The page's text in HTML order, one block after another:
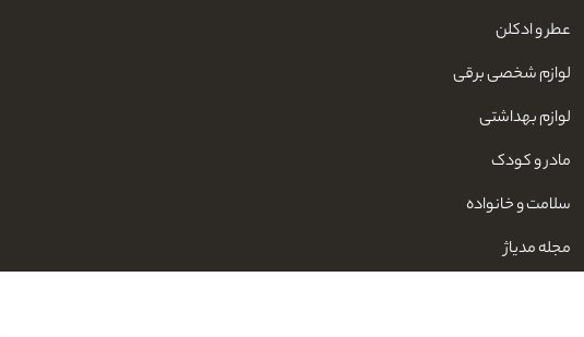
عطر و ادکلن
لوازم شخصی برقی
لوازم بهداشتی
مادر و کودک
سلامت و خانواده
مجله مدیاژ